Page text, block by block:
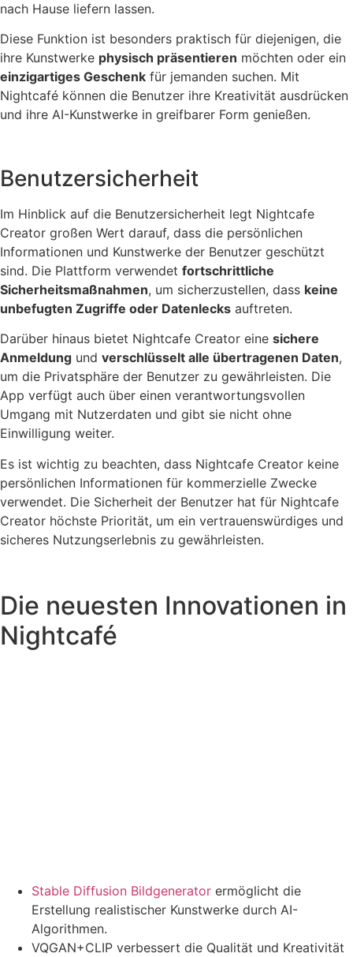
nach Hause liefern lassen.
Diese Funktion ist besonders praktisch für diejenigen, die
ihre Kunstwerke physisch präsentieren möchten oder ein
einzigartiges Geschenk für jemanden suchen. Mit
Nightcafé können die Benutzer ihre Kreativität ausdrücken
und ihre AI-Kunstwerke in greifbarer Form genießen.
Benutzersicherheit
Im Hinblick auf die Benutzersicherheit legt Nightcafe
Creator großen Wert darauf, dass die persönlichen
Informationen und Kunstwerke der Benutzer geschützt
sind. Die Plattform verwendet fortschrittliche
Sicherheitsmaßnahmen, um sicherzustellen, dass keine
unbefugten Zugriffe oder Datenlecks auftreten.
Darüber hinaus bietet Nightcafe Creator eine sichere
Anmeldung und verschlüsselt alle übertragenen Daten,
um die Privatsphäre der Benutzer zu gewährleisten. Die
App verfügt auch über einen verantwortungsvollen
Umgang mit Nutzerdaten und gibt sie nicht ohne
Einwilligung weiter.
Es ist wichtig zu beachten, dass Nightcafe Creator keine
persönlichen Informationen für kommerzielle Zwecke
verwendet. Die Sicherheit der Benutzer hat für Nightcafe
Creator höchste Priorität, um ein vertrauenswürdiges und
sicheres Nutzungserlebnis zu gewährleisten.
Die neuesten Innovationen in
Nightcafé
Stable Diffusion Bildgenerator ermöglicht die
Erstellung realistischer Kunstwerke durch AI-
Algorithmen.
VQGAN+CLIP verbessert die Qualität und Kreativität